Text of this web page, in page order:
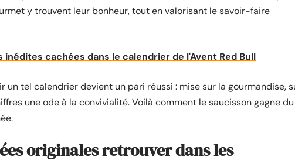
y trouvent leur bonheur, tout en valorisant le savoir-faire
inédites cachées dans le calendrier de l'Avent Red Bull
un tel calendrier devient un pari réussi : mise sur la gourmandise,
une ode à la convivialité. Voilà comment le saucisson gagne du
originales retrouver dans les